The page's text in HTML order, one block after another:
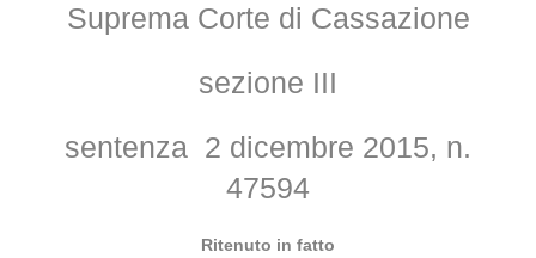
Suprema Corte di Cassazione
sezione III
sentenza 2 dicembre 2015, n.
47594
Ritenuto in fatto